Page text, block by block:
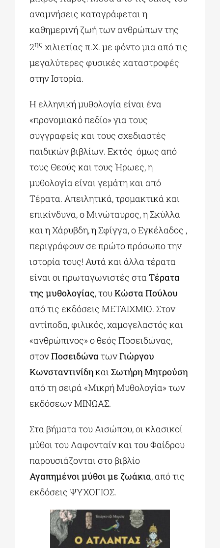
αναμνήσεις καταγράφεται η
καθημερινή ζωή των ανθρώπων της
2ης χιλιετίας π.Χ. με φόντο μια από τις
μεγαλύτερες φυσικές καταστροφές
στην Ιστορία.
Η ελληνική μυθολογία είναι ένα
«προνομιακό πεδίο» για τους
συγγραφείς και τους σχεδιαστές
παιδικών βιβλίων. Εκτός όμως από
τους Θεούς και τους Ήρωες, η
μυθολογία είναι γεμάτη και από
Τέρατα. Απειλητικά, τρομακτικά και
επικίνδυνα, ο Μινώταυρος, η Σκύλλα
και η Χάρυβδη, η Σφίγγα, ο Εγκέλαδος ,
περιγράφουν σε πρώτο πρόσωπο την
ιστορία τους! Αυτά και άλλα τέρατα
είναι οι πρωταγωνιστές στα Τέρατα
της μυθολογίας, τουΚώστα Πούλου
από τις εκδόσεις ΜΕΤΑΙΧΜΙΟ. Στον
αντίποδα, φιλικός, χαμογελαστός και
«ανθρώπινος» ο θεός Ποσειδώνας,
στονΠοσειδώνα τωνΓιώργου
Κωνσταντινίδηκαι Σωτήρη Μητρούση
από τη σειρά «Μικρή Μυθολογία» των
εκδόσεων ΜΙΝΩΑΣ.
Στα βήματα του Αισώπου, οι κλασικοί
μύθοι του Λαφονταίν και του Φαίδρου
παρουσιάζονται στο βιβλίο
Αγαπημένοι μύθοι με ζωάκια, από τις
εκδόσεις ΨΥΧΟΓΙΟΣ.